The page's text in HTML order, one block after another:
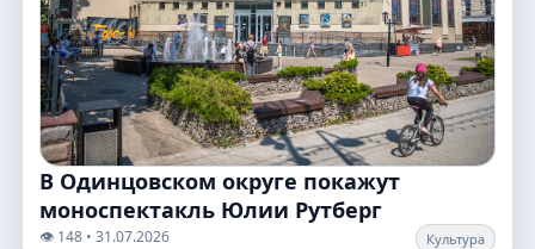
В Одинцовском округе покажут
моноспектакль Юлии Рутберг
👁️ 148 • 31.07.2026 Культура